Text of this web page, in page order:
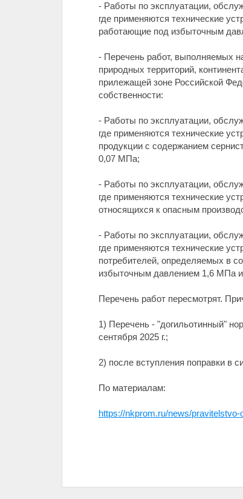
- Работы по эксплуатации,
где применяются технические
работающие под избыточным
- Перечень работ, выполняемых
природных территорий,
прилежащей зоне Российской
собственности:
- Работы по эксплуатации,
где применяются технические
продукции с содержанием
0,07 МПа;
- Работы по эксплуатации,
где применяются технические
относящихся к опасным
- Работы по эксплуатации,
где применяются технические
потребителей, определяемых в
избыточным давлением 1,6 МПа и
Перечень работ пересмотрят.
1) Перечень - "догильотинный"
сентября 2025 г.;
2) после вступления поправки в
По материалам:
https://nkprom.ru/news/